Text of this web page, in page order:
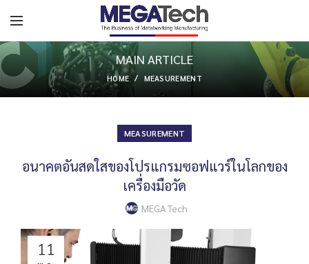
MAIN ARTICLE
HOME MEASUREMENT
MEASUREMENT
อนาคตอันสดใสของโปรแกรมซอฟแวร์ในโลกของ
เครื่องมือวัด
MEGA Tech
11